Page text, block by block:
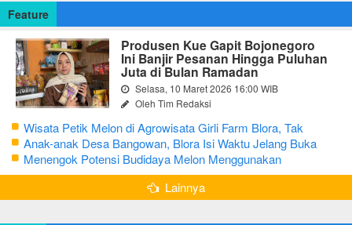
Feature
Produsen Kue Gapit Bojonegoro
Ini Banjir Pesanan Hingga Puluhan
Juta di Bulan Ramadan
Selasa, 10 Maret 2026 16:00 WIB
Oleh Tim Redaksi
Wisata Petik Melon di Agrowisata Girli Farm Blora, Tak
Sampai 5 Hari Sudah Ludes Terjual
Anak-anak Desa Bangowan, Blora Isi Waktu Jelang Buka
Puasa dengan Latihan Gamelan
Menengok Potensi Budidaya Melon Menggunakan
Greenhouse di Bojonegoro
Lainnya